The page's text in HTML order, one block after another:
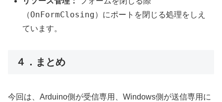
（OnFormClosing）にポートを閉じる処理をしえ
ています。
４．まとめ
今回は、Arduino側が受信専用、Windows側が送信専用に